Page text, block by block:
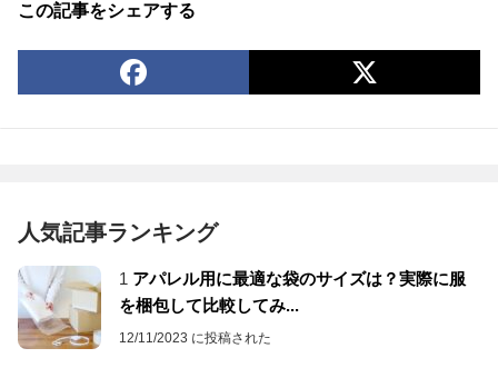
この記事をシェアする
人気記事ランキング
1 アパレル用に最適な袋のサイズは？実際に服
を梱包して比較してみ...
12/11/2023 に投稿された